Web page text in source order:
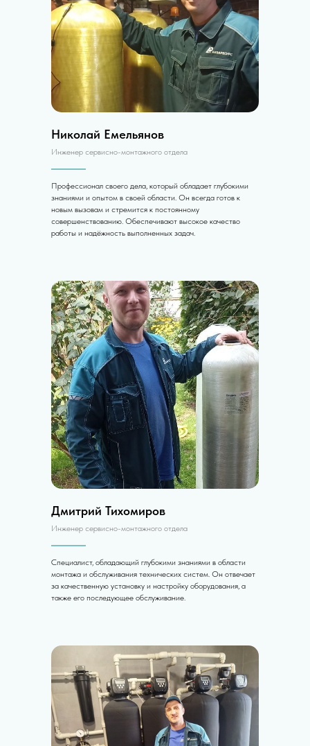
Николай Емельянов
Инженер сервисно-монтажного отдела
Профессионал своего дела, который обладает глубокими
знаниями и опытом в своей области. Он всегда готов к
новым вызовам и стремится к постоянному
совершенствованию. Обеспечивают высокое качество
работы и надёжность выполненных задач.
Дмитрий Тихомиров
Инженер сервисно-монтажного отдела
Специалист, обладающий глубокими знаниями в области
монтажа и обслуживания технических систем. Он отвечает
за качественную установку и настройку оборудования, а
также его последующее обслуживание.